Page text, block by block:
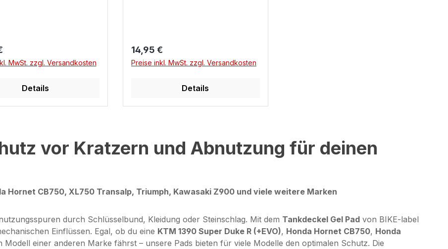
Preis:
MwSt. zzgl. Versandkosten
Details
Regulärer Preis:
14,95 €
Preise inkl. MwSt. zzgl. Versandkosten
Details
vor Kratzern und Abnutzung für deinen
Hornet CB750, XL750 Transalp, Triumph, Kawasaki Z900 und viele weitere Marken
durch Schlüsselbund, Kleidung oder Steinschlag. Mit dem Tankdeckel Gel Pad von BIKE-label
Einflüssen. Egal, ob du eine KTM 1390 Super Duke R (+EVO), Honda Hornet CB750, Honda
Modell einer anderen Marke fährst – unsere Pads bieten für viele Modelle den optimalen Schutz. Die